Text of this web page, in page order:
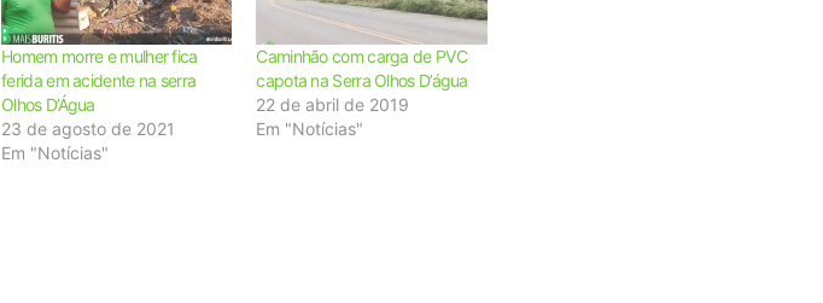
Homem morre e mulher fica
ferida em acidente na serra
Olhos D’Água
23 de agosto de 2021
Em "Notícias"
Caminhão com carga de PVC
capota na Serra Olhos D’água
22 de abril de 2019
Em "Notícias"